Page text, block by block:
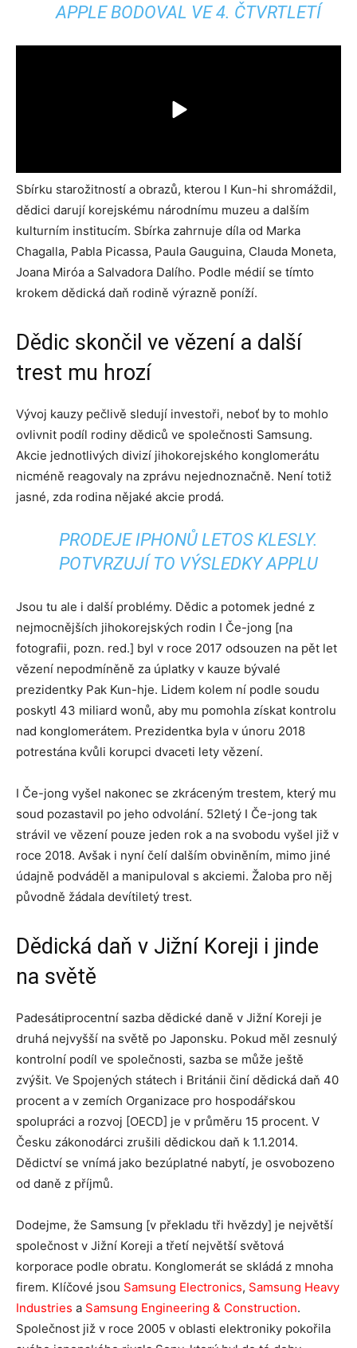
APPLE BODOVAL VE 4. ČTVRTLETÍ
Sbírku starožitností a obrazů, kterou I Kun-hi shromáždil,
dědici darují korejskému národnímu muzeu a dalším
kulturním institucím. Sbírka zahrnuje díla od Marka
Chagalla, Pabla Picassa, Paula Gauguina, Clauda Moneta,
Joana Miróa a Salvadora Dalího. Podle médií se tímto
krokem dědická daň rodině výrazně poníží.
Dědic skončil ve vězení a další
trest mu hrozí
Vývoj kauzy pečlivě sledují investoři, neboť by to mohlo
ovlivnit podíl rodiny dědiců ve společnosti Samsung.
Akcie jednotlivých divizí jihokorejského konglomerátu
nicméně reagovaly na zprávu nejednoznačně. Není totiž
jasné, zda rodina nějaké akcie prodá.
PRODEJE IPHONŮ LETOS KLESLY.
POTVRZUJÍ TO VÝSLEDKY APPLU
Jsou tu ale i další problémy. Dědic a potomek jedné z
nejmocnějších jihokorejských rodin I Če-jong [na
fotografii, pozn. red.] byl v roce 2017 odsouzen na pět let
vězení nepodmíněně za úplatky v kauze bývalé
prezidentky Pak Kun-hje. Lidem kolem ní podle soudu
poskytl 43 miliard wonů, aby mu pomohla získat kontrolu
nad konglomerátem. Prezidentka byla v únoru 2018
potrestána kvůli korupci dvaceti lety vězení.
I Če-jong vyšel nakonec se zkráceným trestem, který mu
soud pozastavil po jeho odvolání. 52letý I Če-jong tak
strávil ve vězení pouze jeden rok a na svobodu vyšel již v
roce 2018. Avšak i nyní čelí dalším obviněním, mimo jiné
údajně podváděl a manipuloval s akciemi. Žaloba pro něj
původně žádala devítiletý trest.
Dědická daň v Jižní Koreji i jinde
na světě
Padesátiprocentní sazba dědické daně v Jižní Koreji je
druhá nejvyšší na světě po Japonsku. Pokud měl zesnulý
kontrolní podíl ve společnosti, sazba se může ještě
zvýšit. Ve Spojených státech i Británii činí dědická daň 40
procent a v zemích Organizace pro hospodářskou
spolupráci a rozvoj [OECD] je v průměru 15 procent. V
Česku zákonodárci zrušili dědickou daň k 1.1.2014.
Dědictví se vnímá jako bezúplatné nabytí, je osvobozeno
od daně z příjmů.
Dodejme, že Samsung [v překladu tři hvězdy] je největší
společnost v Jižní Koreji a třetí největší světová
korporace podle obratu. Konglomerát se skládá z mnoha
firem. Klíčové jsou Samsung Electronics, Samsung Heavy
Industries a Samsung Engineering & Construction.
Společnost již v roce 2005 v oblasti elektroniky pokořila